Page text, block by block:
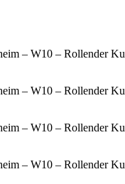
– W10 – Rollender
– W10 – Rollender
– W10 – Rollender
– W10 – Rollender